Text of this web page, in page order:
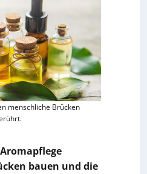
bauen und die
menschliche Brücken